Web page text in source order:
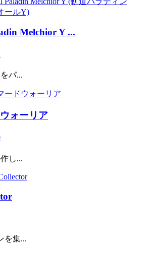
Melchior Y ...
パ...
ォーリア
し...
を集...